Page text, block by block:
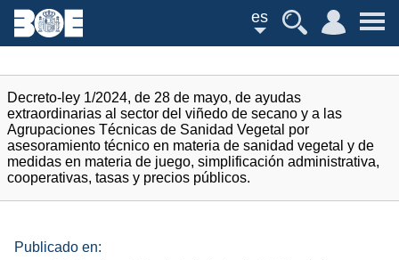
es
Decreto-ley 1/2024, de 28 de mayo, de ayudas
extraordinarias al sector del viñedo de secano y a las
Agrupaciones Técnicas de Sanidad Vegetal por
asesoramiento técnico en materia de sanidad vegetal y de
medidas en materia de juego, simplificación administrativa,
cooperativas, tasas y precios públicos.
Publicado en: